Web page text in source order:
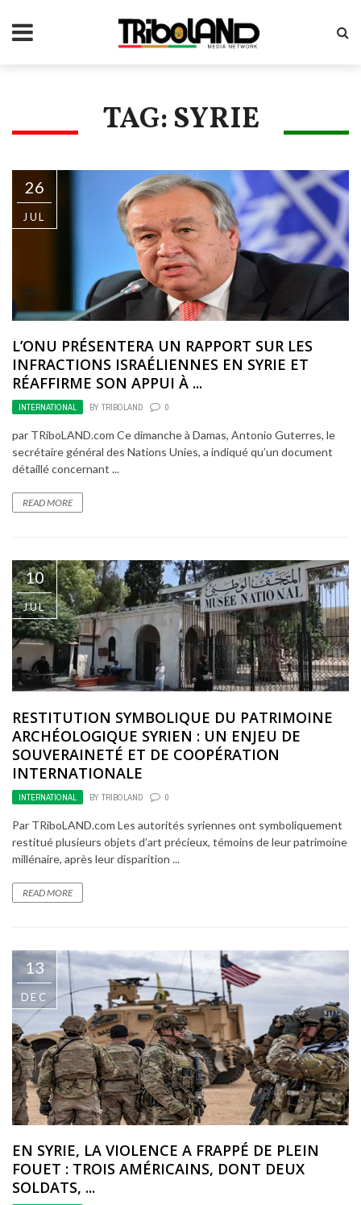
TAG: SYRIE
26
JUL
L’ONU PRÉSENTERA UN RAPPORT SUR LES
INFRACTIONS ISRAÉLIENNES EN SYRIE ET
RÉAFFIRME SON APPUI À ...
INTERNATIONAL BY TRIBOLAND 0
par TRiboLAND.com Ce dimanche à Damas, Antonio Guterres, le
secrétaire général des Nations Unies, a indiqué qu’un document
détaillé concernant ...
READ MORE
10
JUL
RESTITUTION SYMBOLIQUE DU PATRIMOINE
ARCHÉOLOGIQUE SYRIEN : UN ENJEU DE
SOUVERAINETÉ ET DE COOPÉRATION
INTERNATIONALE
INTERNATIONAL BY TRIBOLAND 0
Par TRiboLAND.com Les autorités syriennes ont symboliquement
restitué plusieurs objets d’art précieux, témoins de leur patrimoine
millénaire, après leur disparition ...
READ MORE
13
DEC
EN SYRIE, LA VIOLENCE A FRAPPÉ DE PLEIN
FOUET : TROIS AMÉRICAINS, DONT DEUX
SOLDATS, ...